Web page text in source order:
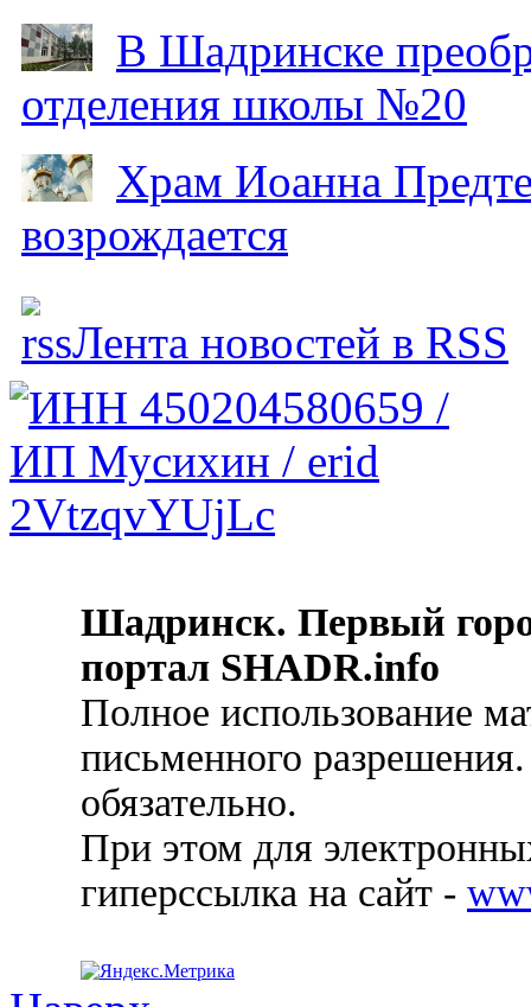
В Шадринске
отделения школы №20
Храм Иоанна
возрождается
Лента новостей в RSS
Шадринск. Первый
портал SHADR.info
Полное использование
письменного
обязательно.
При этом для
гиперссылка на сайт -